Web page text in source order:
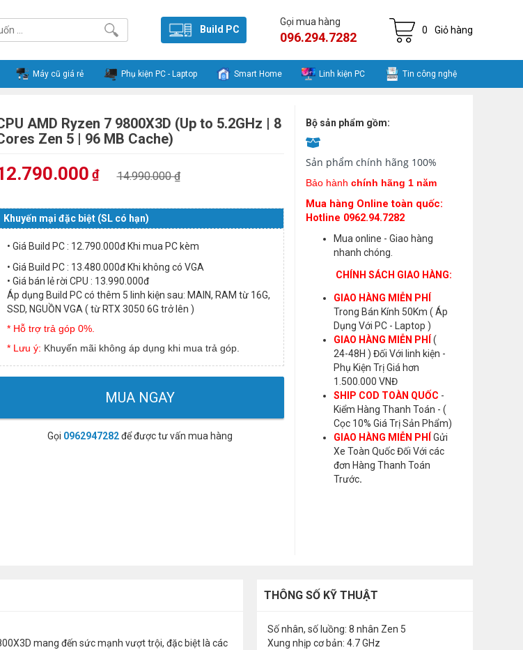
Build PC
Gọi mua hàng
096.294.7282 0 Giỏ hàng
Máy cũ giá rẻ Phụ kiện PC - Laptop Smart Home Linh kiện PC Tin công nghệ
AMD Ryzen 7 9800X3D (Up to 5.2GHz | 8
Zen 5 | 96 MB Cache)
₫ 14.990.000 ₫
Khuyến mại đặc biệt (SL có hạn)
• Giá Build PC : 12.790.000đ Khi mua PC kèm
• Giá Build PC : 13.480.000đ Khi không có VGA
• Giá bán lẻ rời CPU : 13.990.000đ
Áp dụng Build PC có thêm 5 linh kiện sau: MAIN, RAM từ 16G,
SSD, NGUỒN VGA ( từ RTX 3050 6G trở lên )
* Hỗ trợ trả góp 0%.
* Lưu ý: Khuyến mãi không áp dụng khi mua trả góp.
MUA NGAY
Gọi 0962947282để được tư vấn mua hàng
Bộ sản phẩm gồm:
Sản phẩm chính hãng 100%
Bảo hành chính hãng 1 năm
Mua hàng Online toàn quốc:
Hotline 0962.94.7282
Mua online - Giao hàng
nhanh chóng.
CHÍNH SÁCH GIAO HÀNG:
GIAO HÀNG MIỄN PHÍ
Trong Bán Kính 50Km ( Áp
Dụng Với PC - Laptop )
GIAO HÀNG MIỄN PHÍ
(
24-48H ) Đối Với linh kiện -
Phụ Kiện Trị Giá hơn
1.500.000 VNĐ
SHIP COD TOÀN QUỐC -
Kiểm Hàng Thanh Toán - (
Cọc 10% Giá Trị Sản Phẩm)
GIAO HÀNG MIỄN PHÍ
Gửi
Xe Toàn Quốc Đối Với các
đơn Hàng Thanh Toán
Trước.
mang đến sức mạnh vượt trội, đặc biệt là các
THÔNG SỐ KỸ THUẬT
Số nhân, số luồng: 8 nhân Zen 5
Xung nhịp cơ bản: 4.7 GHz